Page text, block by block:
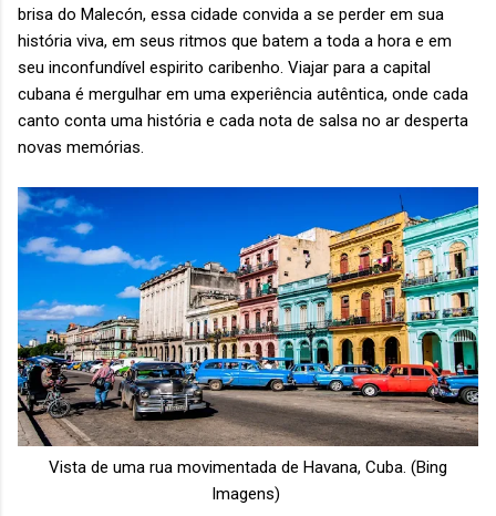
brisa do Malecón, essa cidade convida a se perder em sua
história viva, em seus ritmos que batem a toda a hora e em
seu inconfundível espirito caribenho. Viajar para a capital
cubana é mergulhar em uma experiência autêntica, onde cada
canto conta uma história e cada nota de salsa no ar desperta
novas memórias.
Vista de uma rua movimentada de Havana, Cuba. (Bing
Imagens)